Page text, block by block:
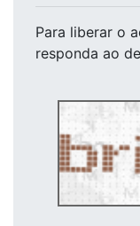
Para liberar o
responda ao